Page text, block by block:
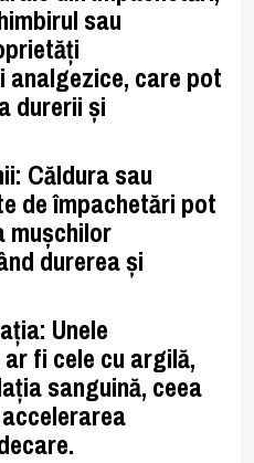
sau
care pot
durerii și
Căldura sau
de împachetări pot
mușchilor
durerea și
Unele
fi cele cu argilă,
sanguină, ceea